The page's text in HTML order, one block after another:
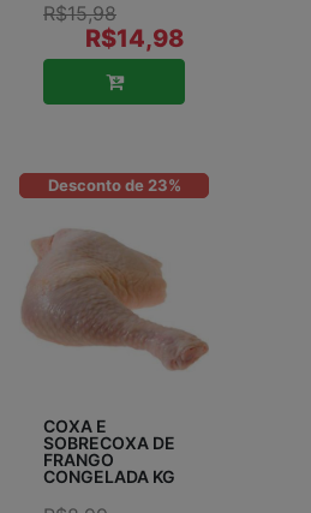
R$15,98
R$14,98
Desconto de 23%
COXA E
SOBRECOXA DE
FRANGO
CONGELADA KG